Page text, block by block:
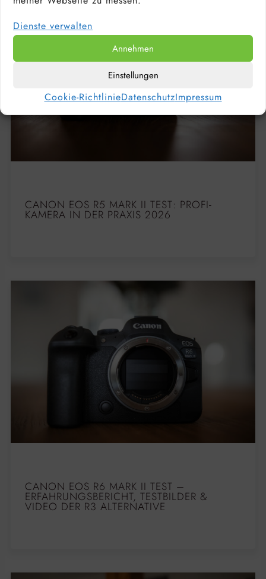
Dienste verwalten
Annehmen
Einstellungen
Cookie-RichtlinieDatenschutzImpressum
CANON EOS R5 MARK II TEST: PROFI-
KAMERA IN DER PRAXIS 2026
CANON EOS R6 MARK II TEST –
ERFAHRUNGSBERICHT, TESTBILDER &
VIDEO DER R3 ALTERNATIVE